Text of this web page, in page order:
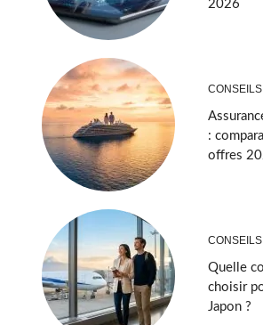
2026
:
offres
Quelle
choisir
Japon ?